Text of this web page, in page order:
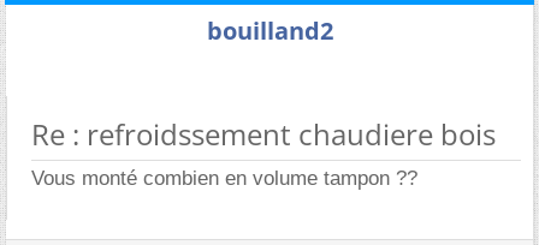
bouilland2
Re : refroidssement chaudiere bois
Vous monté combien en volume tampon ??